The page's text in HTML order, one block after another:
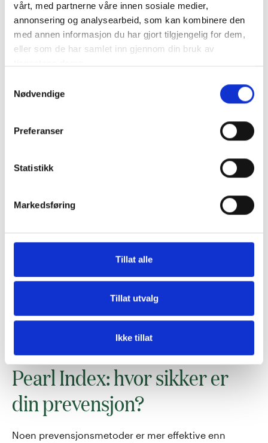
vårt, med partnerne våre innen sosiale medier,
annonsering og analysearbeid, som kan kombinere den
med annen informasjon du har gjort tilgjengelig for dem,
eller som de har samlet inn gjennom din bruk av
Nødvendige
Preferanser
Statistikk
Markedsføring
Tillat alle
Tillat utvalg
Ikke tillat
vanligste årsakene til vaksinering.
LES MER Lesetid:2minutter
Pearl Index: hvor sikker er
din prevensjon?
Noen prevensjonsmetoder er mer effektive enn